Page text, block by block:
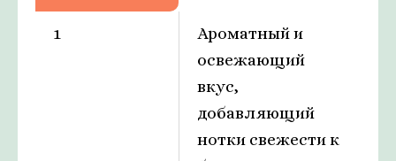
1
Ароматный и
освежающий
вкус,
добавляющий
нотки свежести к